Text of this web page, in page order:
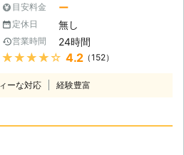
けることに力を注いでいます。当社に
はカギサービスがございますが、特に
「カギ開け・交換・修理」のご依頼が
多く感じます。それだけ皆さん、カギ
ょう。 【ご依頼理由】 まず、カギ開
目安料金 ー
定休日 無し
営業時間 24時間
★★★★★ 4.2 （152）
ーな対応 経験豊富